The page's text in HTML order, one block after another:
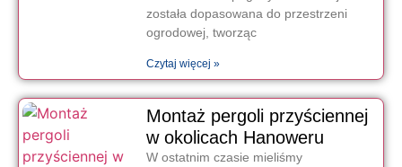
została dopasowana do przestrzeni
ogrodowej, tworząc
Czytaj więcej »
Montaż pergoli przyściennej
w okolicach Hanoweru
W ostatnim czasie mieliśmy